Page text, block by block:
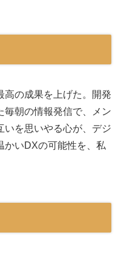
高の成果を上げた。開発
毎朝の情報発信で、メン
いを思いやる心が、デジ
かいDXの可能性を、私